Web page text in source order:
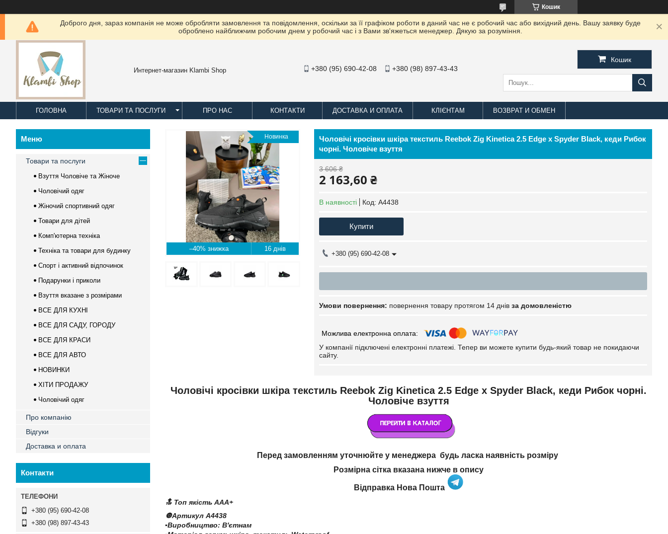
Кошик
Доброго дня, зараз компанія не може обробляти замовлення та повідомлення, оскільки за її графіком роботи в даний час не є робочий час або вихідний день. Вашу заявку буде
оброблено найближчим робочим днем ​​у робочий час і з Вами зв'яжеться менеджер. Дякую за розуміння.
Интернет-магазин Klambi Shop +380 (95) 690-42-08 +380 (98) 897-43-43
Кошик
ГОЛОВНА ТОВАРИ ТА ПОСЛУГИ ПРО НАС КОНТАКТИ ДОСТАВКА И ОПЛАТА КЛІЄНТАМ ВОЗВРАТ И ОБМЕН
–40% 16 днів
Новинка
Чоловічі кросівки шкіра текстиль Reebok Zig Kinetica 2.5 Edge x Spyder Black, кеди Рибок
чорні. Чоловіче взуття
3 606 ₴
2 163,60 ₴
В наявності Код: А4438
Купити
+380 (95) 690-42-08
повернення товару протягом 14 днів за домовленістю
У компанії підключені електронні платежі. Тепер ви можете купити будь-який товар не покидаючи
сайту.
Чоловічі кросівки шкіра текстиль Reebok Zig Kinetica 2.5 Edge x Spyder Black, кеди Рибок чорні.
Чоловіче взуття
Перед замовленням уточнюйте у менеджера будь ласка наявність розміру
Розмірна сітка вказана нижче в опису
Відправка Нова Пошта
🔝 Топ якість AAA+
🔘Артикул А4438
▪️Виробництво: В'єтнам
Товари та послуги
Взуття Чоловіче та Жіноче
Чоловічий одяг
Жіночий спортивний одяг
Товари для дітей
Комп'ютерна техніка
Техніка та товари для будинку
Спорт і активний відпочинок
Подарунки і приколи
Взуття вказане з розмірами
ВСЕ ДЛЯ КУХНІ
ВСЕ ДЛЯ САДУ, ГОРОДУ
ВСЕ ДЛЯ КРАСИ
ВСЕ ДЛЯ АВТО
НОВИНКИ
ХІТИ ПРОДАЖУ
Чоловічий одяг
Про компанію
Відгуки
Доставка и оплата
Контакти
+380 (95) 690-42-08
+380 (98) 897-43-43